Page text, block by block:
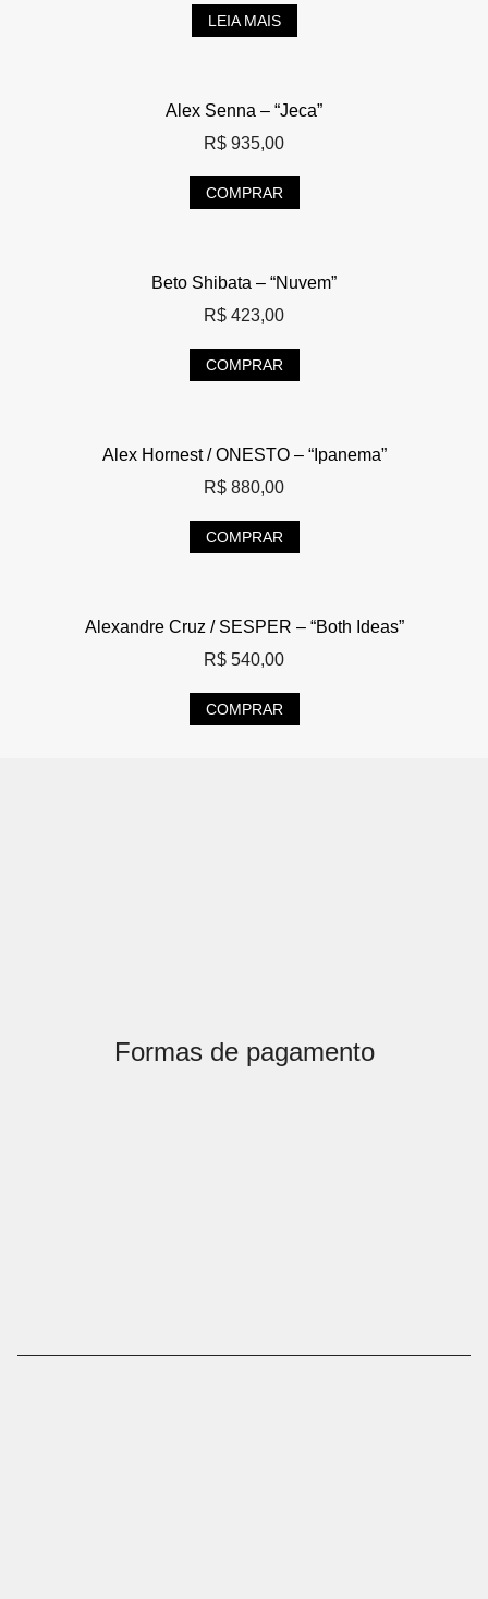
LEIA MAIS
Alex Senna – “Jeca”
R$ 935,00
COMPRAR
Beto Shibata – “Nuvem”
R$ 423,00
COMPRAR
Alex Hornest / ONESTO – “Ipanema”
R$ 880,00
COMPRAR
Alexandre Cruz / SESPER – “Both Ideas”
R$ 540,00
COMPRAR
Formas de pagamento